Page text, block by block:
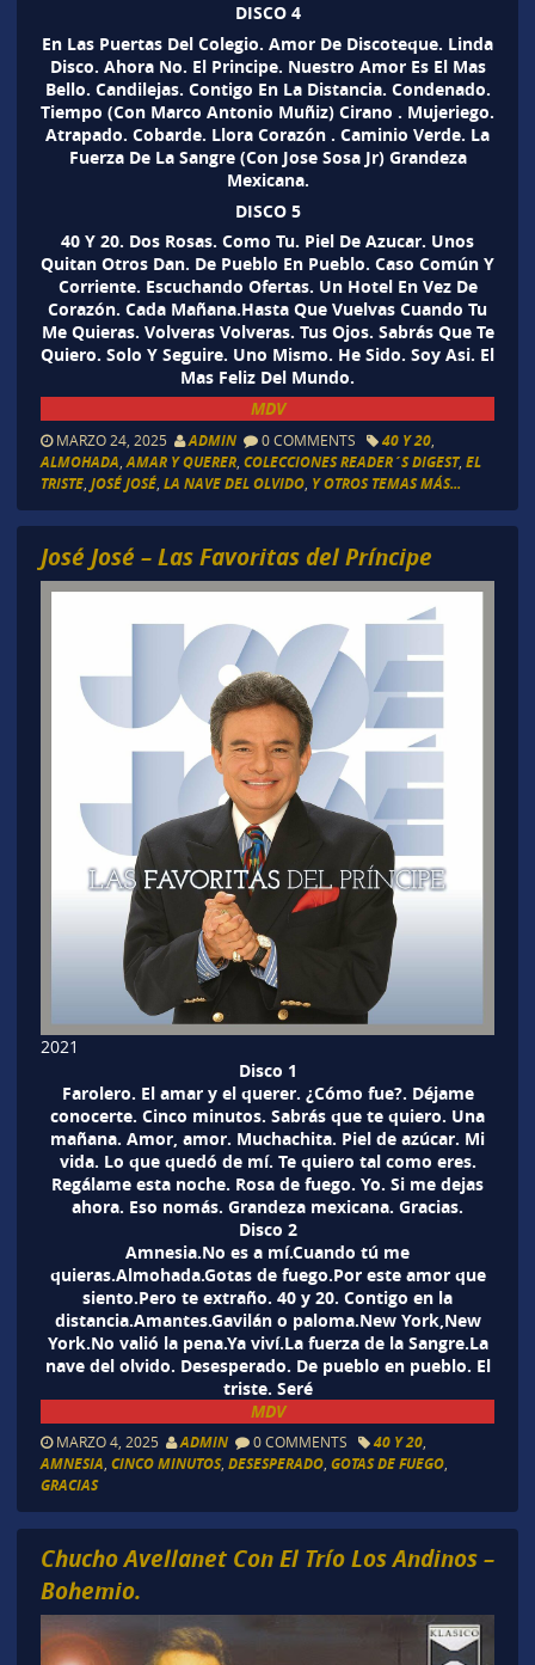
DISCO 4
En Las Puertas Del Colegio. Amor De Discoteque. Linda
Disco. Ahora No. El Principe. Nuestro Amor Es El Mas
Bello. Candilejas. Contigo En La Distancia. Condenado.
Tiempo (Con Marco Antonio Muñiz) Cirano . Mujeriego.
Atrapado. Cobarde. Llora Corazón . Caminio Verde. La
Fuerza De La Sangre (Con Jose Sosa Jr) Grandeza
Mexicana.
DISCO 5
40 Y 20. Dos Rosas. Como Tu. Piel De Azucar. Unos
Quitan Otros Dan. De Pueblo En Pueblo. Caso Común Y
Corriente. Escuchando Ofertas. Un Hotel En Vez De
Corazón. Cada Mañana.Hasta Que Vuelvas Cuando Tu
Me Quieras. Volveras Volveras. Tus Ojos. Sabrás Que Te
Quiero. Solo Y Seguire. Uno Mismo. He Sido. Soy Asi. El
Mas Feliz Del Mundo.
MDV
MARZO 24, 2025 ADMIN 0 COMMENTS 40 Y 20,
ALMOHADA AMAR Y QUERER, COLECCIONES READER´S DIGEST, EL
TRISTE, JOSÉ JOSÉ, LA NAVE DEL OLVIDO, Y OTROS TEMAS MÁS...
José José – Las Favoritas del Príncipe
2021
Disco 1
Farolero. El amar y el querer. ¿Cómo fue?. Déjame
conocerte. Cinco minutos. Sabrás que te quiero. Una
mañana. Amor, amor. Muchachita. Piel de azúcar. Mi
vida. Lo que quedó de mí. Te quiero tal como eres.
Regálame esta noche. Rosa de fuego. Yo. Si me dejas
ahora. Eso nomás. Grandeza mexicana. Gracias.
Disco 2
Amnesia.No es a mí.Cuando tú me
quieras.Almohada.Gotas de fuego.Por este amor que
siento.Pero te extraño. 40 y 20. Contigo en la
distancia.Amantes.Gavilán o paloma.New York,New
York.No valió la pena.Ya viví.La fuerza de la Sangre.La
nave del olvido. Desesperado. De pueblo en pueblo. El
triste. Seré
MDV
MARZO 4, 2025 ADMIN 0 COMMENTS 40 Y 20,
AMNESIA, CINCO MINUTOS, DESESPERADO, GOTAS DE FUEGO,
GRACIAS
Chucho Avellanet Con El Trío Los Andinos –
Bohemio.